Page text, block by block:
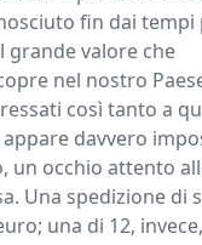
fin dai tempi
grande valore che
nel nostro
così tanto a
davvero
un occhio attento
Una spedizione di
una di 12,